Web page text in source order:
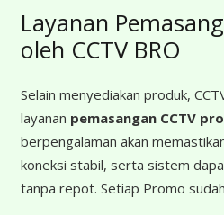
Layanan
oleh CCTV BRO
Selain menyediakan produk,
layanan pemasangan CCTV
berpengalaman akan
koneksi stabil, serta sistem
tanpa repot. Setiap Promo